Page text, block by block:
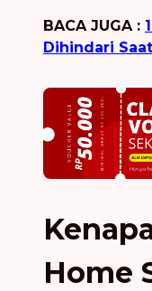
BACA JUGA :
Dihindari
Home